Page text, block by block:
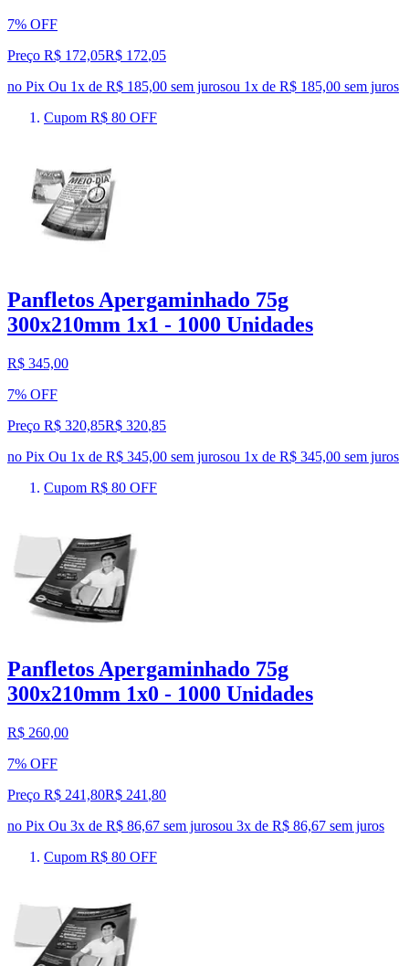
7% OFF
Preço R$ 172,05R$ 172,05
no Pix Ou 1x de R$ 185,00 sem jurosou 1x de R$ 185,00 sem juros
Cupom R$ 80 OFF
Panfletos Apergaminhado 75g
300x210mm 1x1 - 1000 Unidades
R$ 345,00
7% OFF
Preço R$ 320,85R$ 320,85
no Pix Ou 1x de R$ 345,00 sem jurosou 1x de R$ 345,00 sem juros
Cupom R$ 80 OFF
Panfletos Apergaminhado 75g
300x210mm 1x0 - 1000 Unidades
R$ 260,00
7% OFF
Preço R$ 241,80R$ 241 ,80
no Pix Ou 3x de R$ 86,67 sem jurosou 3x de R$ 86,67 sem juros
Cupom R$ 80 OFF